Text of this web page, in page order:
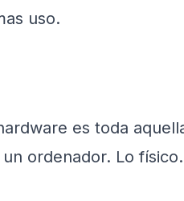
uso.
es toda
ordenador. Lo físico.